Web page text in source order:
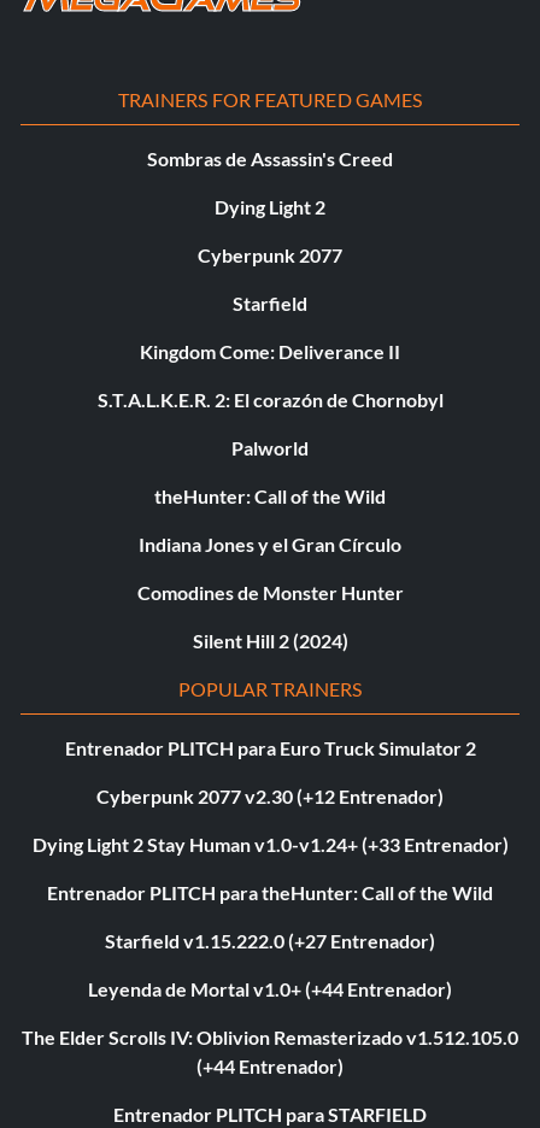
TRAINERS FOR FEATURED GAMES
Sombras de Assassin's Creed
Dying Light 2
Cyberpunk 2077
Starfield
Kingdom Come: Deliverance II
S.T.A.L.K.E.R. 2: El corazón de Chornobyl
Palworld
theHunter: Call of the Wild
Indiana Jones y el Gran Círculo
Comodines de Monster Hunter
Silent Hill 2 (2024)
POPULAR TRAINERS
Entrenador PLITCH para Euro Truck Simulator 2
Cyberpunk 2077 v2.30 (+12 Entrenador)
Dying Light 2 Stay Human v1.0-v1.24+ (+33 Entrenador)
Entrenador PLITCH para theHunter: Call of the Wild
Starfield v1.15.222.0 (+27 Entrenador)
Leyenda de Mortal v1.0+ (+44 Entrenador)
The Elder Scrolls IV: Oblivion Remasterizado v1.512.105.0
(+44 Entrenador)
Entrenador PLITCH para STARFIELD